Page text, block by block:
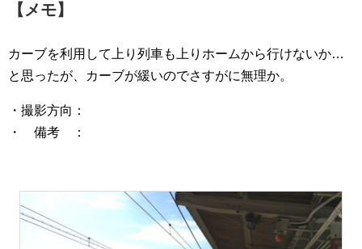
【メモ】
カーブを利用して上り列車も上りホームから行けないか…
と思ったが、カーブが緩いのでさすがに無理か。
・撮影方向：
・ 備考 ：